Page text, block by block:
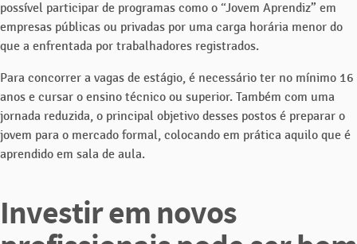
possível participar de programas como o “Jovem Aprendiz” em
empresas públicas ou privadas por uma carga horária menor do
que a enfrentada por trabalhadores registrados.
Para concorrer a vagas de estágio, é necessário ter no mínimo 16
anos e cursar o ensino técnico ou superior. Também com uma
jornada reduzida, o principal objetivo desses postos é preparar o
jovem para o mercado formal, colocando em prática aquilo que é
aprendido em sala de aula.
Investir em novos